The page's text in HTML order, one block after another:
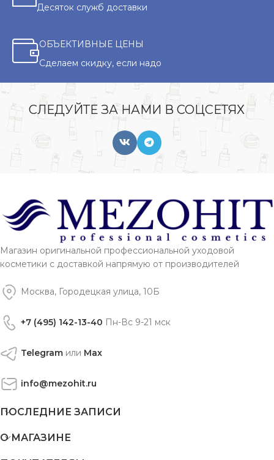
Десяток служб доставки
ОБЪЕКТИВНЫЕ ЦЕНЫ
Сделаем скидку, если надо
СЛЕДУЙТЕ ЗА НАМИ В СОЦСЕТЯХ
Магазин оригинальной профессиональной уходовой
косметики с доставкой напрямую от производителей
Москва, Городецкая улица, 10Б
+7 (495) 142-13-40 Пн-Вс 9-21 мск
Telegram или Max
info@mezohit.ru
ПОСЛЕДНИЕ ЗАПИСИ
О МАГАЗИНЕ